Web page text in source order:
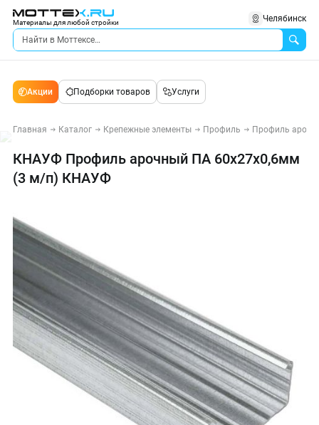
Материалы для любой стройки Челябинск
Акции Подборки товаров Услуги
Главная Каталог Крепежные элементы Профиль Профиль
КНАУФ Профиль арочный ПА 60х27х0,6мм
(3 м/п) КНАУФ